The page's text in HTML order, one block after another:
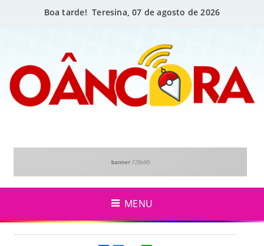
Boa tarde! Teresina, 07 de agosto de 2026
MENU